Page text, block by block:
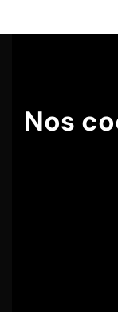
Nos